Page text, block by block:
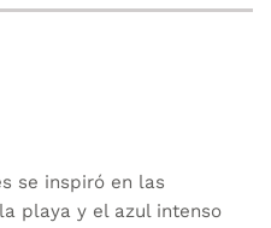
se inspiró en las
playa y el azul intenso